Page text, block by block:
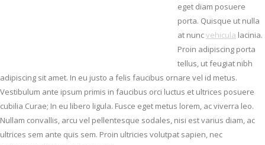
eget diam posuere
porta. Quisque ut nulla
at nuncvehicula lacinia.
Proin adipiscing porta
tellus, ut feugiat nibh
adipiscing sit amet. In eu justo a felis faucibus ornare vel id metus.
Vestibulum ante ipsum primis in faucibus orci luctus et ultrices posuere
cubilia Curae; In eu libero ligula. Fusce eget metus lorem, ac viverra leo.
Nullam convallis, arcu vel pellentesque sodales, nisi est varius diam, ac
ultrices sem ante quis sem. Proin ultricies volutpat sapien, nec